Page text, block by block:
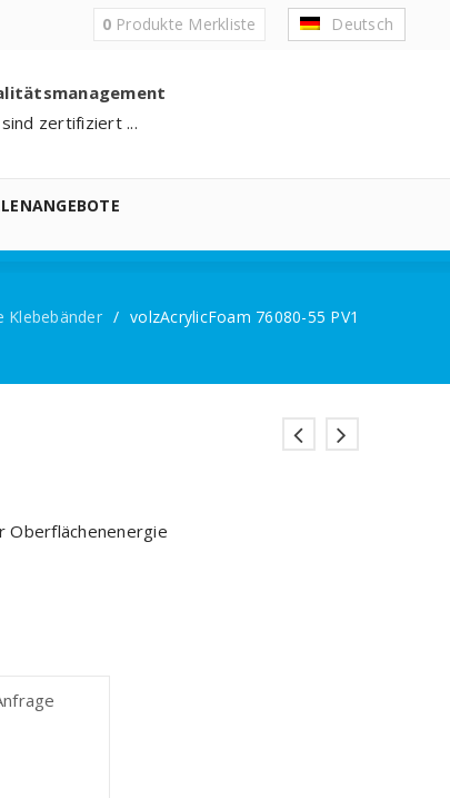
0Produkte Merkliste Deutsch
zertifiziert ...
Klebebänder / volzAcrylicFoam 76080-55 PV1
Oberflächenenergie